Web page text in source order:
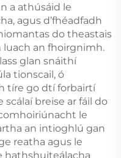
a athúsáid le
agus d’fhéadfadh
do theastais
luach an fhoirgnimh.
glan snáithí
tionscail, ó
tíre go dtí forbairtí
breise ar fáil do
le
an intioghlú gan
reatha agus le
hathshuiteálacha